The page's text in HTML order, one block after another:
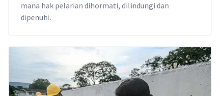
mana hak pelarian dihormati, dilindungi dan
dipenuhi.